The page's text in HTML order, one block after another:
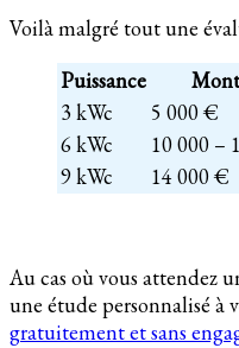
Voilà malgré tout une
Puissance
3 kWc
5 000 €
6 kWc
10 000 –
9 kWc
14 000 €
Au cas où vous attendez
une étude personnalisé à
gratuitement et sans